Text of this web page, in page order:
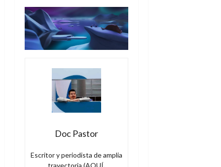
Doc Pastor
Escritor y periodista de amplia
trayectoria (AQUÍ,